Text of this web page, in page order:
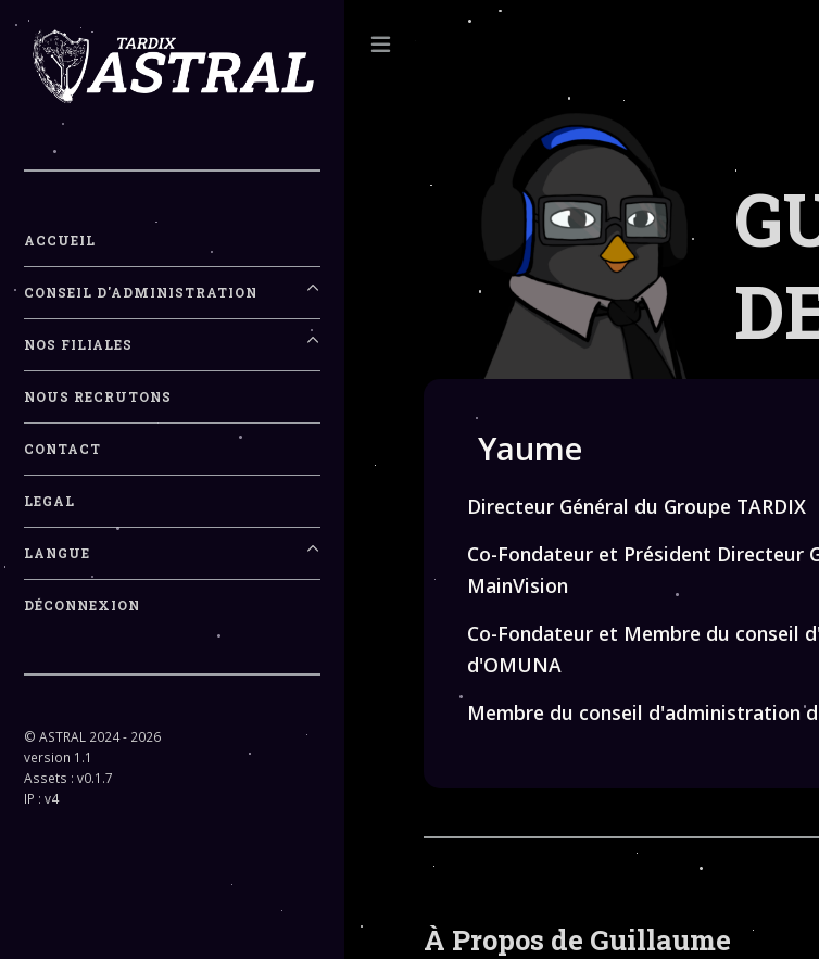
Yaume
Directeur Général du Groupe TARDIX
Co-Fondateur et Président Directeur
MainVision
Co-Fondateur et Membre du conseil
d'OMUNA
Membre du conseil d'administration
À Propos de Guillaume
ACCUEIL
CONSEIL D'ADMINISTRATION
NOS FILIALES
NOUS RECRUTONS
CONTACT
LEGAL
LANGUE
DÉCONNEXION
© ASTRAL 2024 - 2026
version 1.1
Assets : v0.1.7
IP : v4